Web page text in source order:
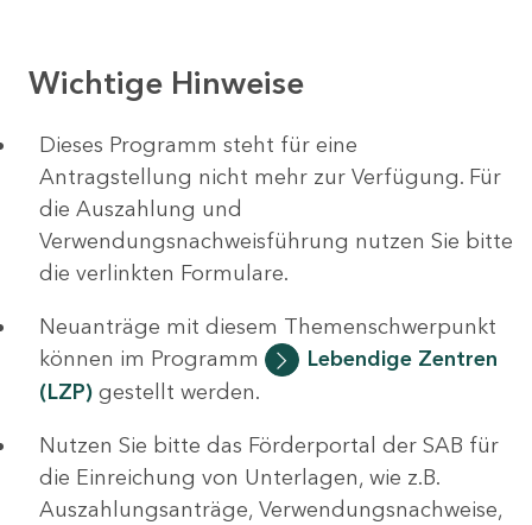
Wichtige Hinweise
Dieses Programm steht für eine
Antragstellung nicht mehr zur Verfügung. Für
die Auszahlung und
Verwendungsnachweisführung nutzen Sie bitte
die verlinkten Formulare.
Neuanträge mit diesem Themenschwerpunkt
können im Programm
Lebendige Zentren
(LZP) gestellt werden.
Nutzen Sie bitte das Förderportal der SAB für
die Einreichung von Unterlagen, wie z.B.
Auszahlungsanträge, Verwendungsnachweise,